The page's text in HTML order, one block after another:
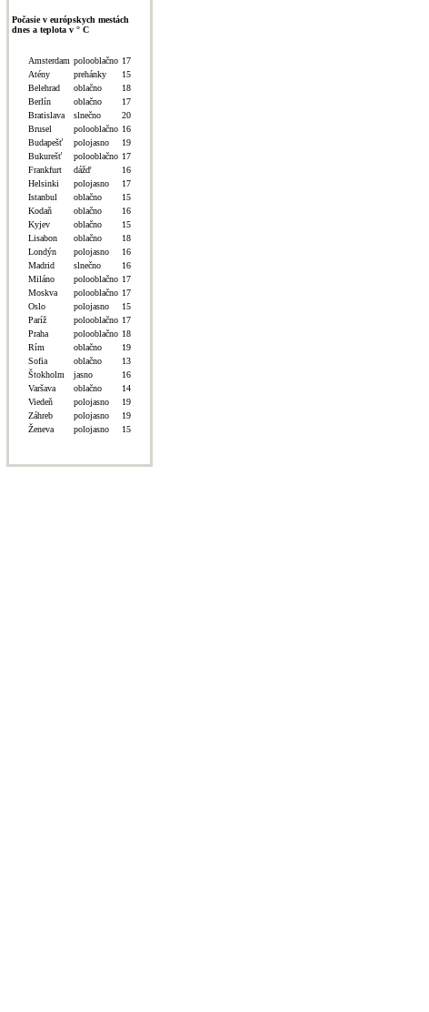
Počasie v európskych mestách
dnes a teplota v ° C
Amsterdam polooblačno 17
Atény
prehánky
15
Belehrad
oblačno
18
Berlín
oblačno
17
Bratislava
slnečno
20
Brusel
polooblačno 16
Budapešť
polojasno
19
Bukurešť
polooblačno 17
Frankfurt
dážď
16
Helsinki
polojasno
17
Istanbul
oblačno
15
Kodaň
oblačno
16
Kyjev
oblačno
15
Lisabon
oblačno
18
Londýn
polojasno
16
Madrid
slnečno
16
Miláno
polooblačno 17
Moskva
polooblačno 17
Oslo
polojasno
15
Paríž
polooblačno 17
Praha
polooblačno 18
Rím
oblačno
19
Sofia
oblačno
13
Štokholm
jasno
16
Varšava
oblačno
14
Viedeň
polojasno
19
Záhreb
polojasno
19
Ženeva
polojasno 15